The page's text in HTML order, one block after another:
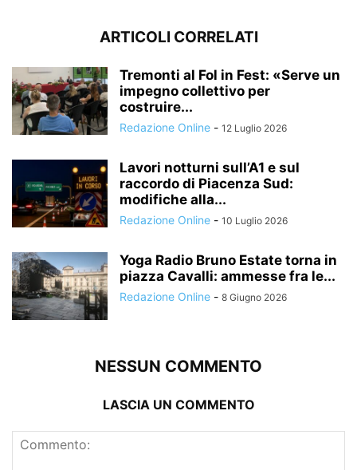
ARTICOLI CORRELATI
Tremonti al Fol in Fest: «Serve un
impegno collettivo per
costruire...
Redazione Online - 12 Luglio 2026
Lavori notturni sull’A1 e sul
raccordo di Piacenza Sud:
modifiche alla...
Redazione Online - 10 Luglio 2026
Yoga Radio Bruno Estate torna in
piazza Cavalli: ammesse fra le...
Redazione Online - 8 Giugno 2026
NESSUN COMMENTO
LASCIA UN COMMENTO